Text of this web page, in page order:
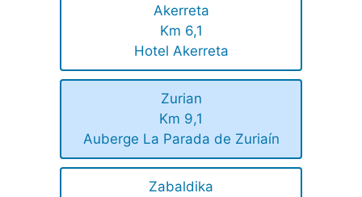
Akerreta
Km 6,1
Hotel Akerreta
Zurian
Km 9,1
Auberge La Parada de Zuriaín
Zabaldika